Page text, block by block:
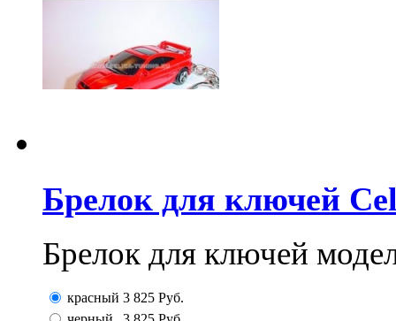
Брелок для ключей
Брелок для ключей
красный 3 825 Руб.